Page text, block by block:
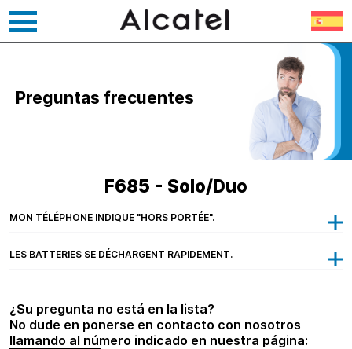
Preguntas frecuentes
F685 - Solo/Duo
MON TÉLÉPHONE INDIQUE "HORS PORTÉE".
LES BATTERIES SE DÉCHARGENT RAPIDEMENT.
¿Su pregunta no está en la lista?
No dude en ponerse en contacto con nosotros
llamando al número indicado en nuestra página: